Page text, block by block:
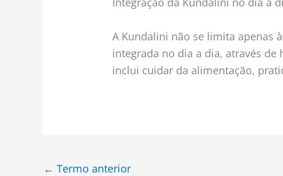
A Kundalini não se limita apenas
integrada no dia a dia, através
inclui cuidar da alimentação,
← Termo anterior